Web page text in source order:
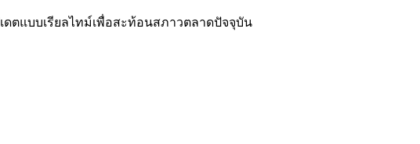
ดตแบบเรียลไทม์เพื่อสะท้อนสภาวตลาดปัจจุบัน